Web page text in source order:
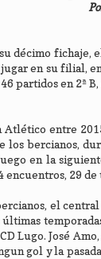
décimo fichaje,
en su filial,
partidos en 2ª B,
entre
los bercianos,
en la
encuentros, 29
el
Lugo. José
gol y la